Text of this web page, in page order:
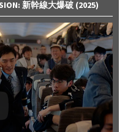
新幹線大爆破 (2025)